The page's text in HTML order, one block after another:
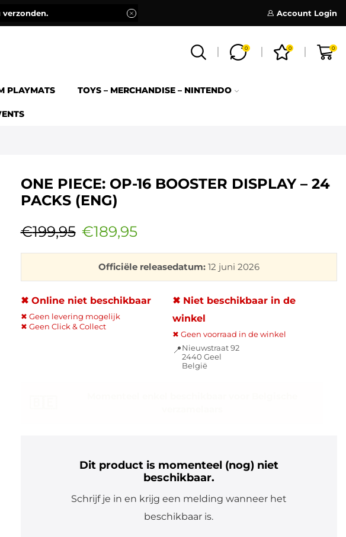
Account Login
0 0 0
PLAYMATS TOYS – MERCHANDISE – NINTENDO
ONE PIECE: OP-16 BOOSTER DISPLAY – 24
PACKS (ENG)
€199,95 €189,95
Officiële releasedatum:12 juni 2026
✖ Online niet beschikbaar
✖ Geen levering mogelijk
✖ Geen Click & Collect
✖ Niet beschikbaar in de
winkel
✖ Geen voorraad in de winkel
📍Nieuwstraat 92
2440 Geel
België
Dit product is momenteel (nog) niet
beschikbaar.
Schrijf je in en krijg een melding wanneer het
beschikbaar is.